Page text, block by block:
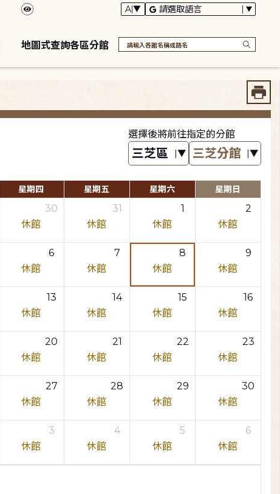
地圖式查詢各區分館
選擇後將前往指定的分館
星期四 星期五 星期六 星期日
30
休館
31
休館
1
休館
2
休館
6
休館
7
休館
8
休館
9
休館
13
休館
14
休館
15
休館
16
休館
20
休館
21
休館
22
休館
23
休館
27
休館
28
休館
29
休館
30
休館
3
休館
4
休館
5
休館
6
休館